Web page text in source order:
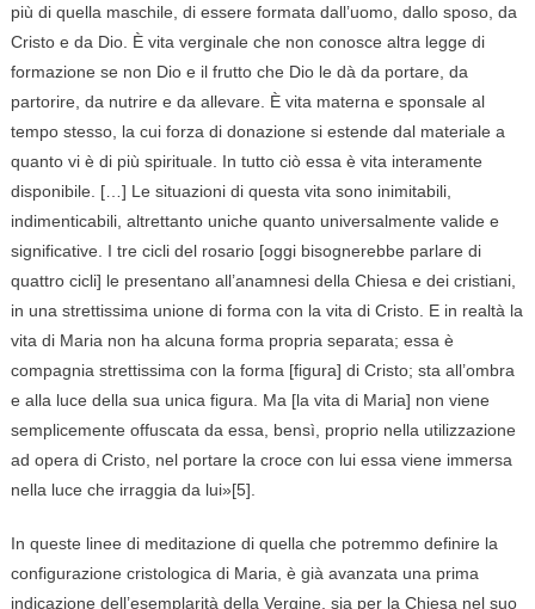
più di quella maschile, di essere formata dall’uomo, dallo sposo, da
Cristo e da Dio. È vita verginale che non conosce altra legge di
formazione se non Dio e il frutto che Dio le dà da portare, da
partorire, da nutrire e da allevare. È vita materna e sponsale al
tempo stesso, la cui forza di donazione si estende dal materiale a
quanto vi è di più spirituale. In tutto ciò essa è vita interamente
disponibile. […] Le situazioni di questa vita sono inimitabili,
indimenticabili, altrettanto uniche quanto universalmente valide e
significative. I tre cicli del rosario [oggi bisognerebbe parlare di
quattro cicli] le presentano all’anamnesi della Chiesa e dei cristiani,
in una strettissima unione di forma con la vita di Cristo. E in realtà la
vita di Maria non ha alcuna forma propria separata; essa è
compagnia strettissima con la forma [figura] di Cristo; sta all’ombra
e alla luce della sua unica figura. Ma [la vita di Maria] non viene
semplicemente offuscata da essa, bensì, proprio nella utilizzazione
ad opera di Cristo, nel portare la croce con lui essa viene immersa
nella luce che irraggia da lui»[5].
In queste linee di meditazione di quella che potremmo definire la
configurazione cristologica di Maria, è già avanzata una prima
indicazione dell’esemplarità della Vergine, sia per la Chiesa nel suo